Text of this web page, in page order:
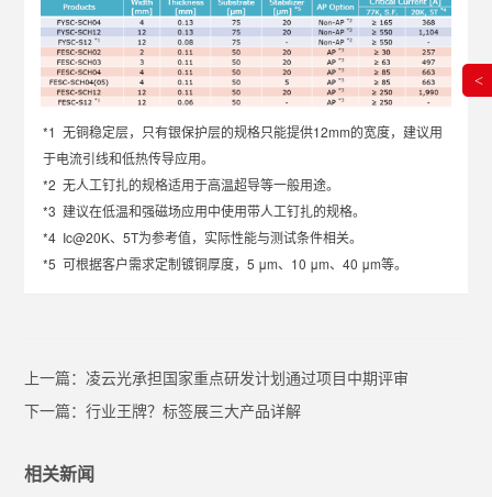
*1 无铜稳定层，只有银保护层的规格只能提供12mm的宽度，建议用
于电流引线和低热传导应用。
*2 无人工钉扎的规格适用于高温超导等一般用途。
*3 建议在低温和强磁场应用中使用带人工钉扎的规格。
*4 Ic@20K、5T为参考值，实际性能与测试条件相关。
*5 可根据客户需求定制镀铜厚度，5 μm、10 μm、40 μm等。
上一篇： 凌云光承担国家重点研发计划通过项目中期评审
下一篇：行业王牌？标签展三大产品详解
相关新闻
<